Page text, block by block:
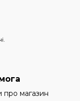
про магазин